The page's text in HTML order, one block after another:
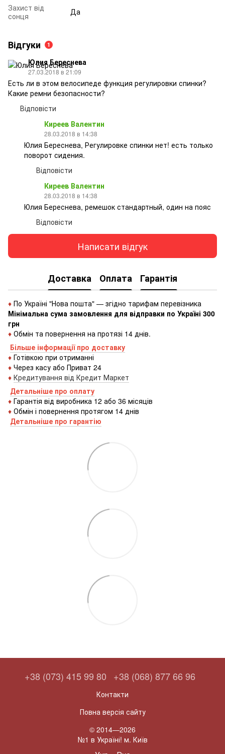
Захист від
сонця
Да
Відгуки 1
Юлия Береснева
27.03.2018 в 21:09
Есть ли в этом велосипеде функция регулировки спинки?
Какие ремни безопасности?
Відповісти
Киреев Валентин
28.03.2018 в 14:38
Юлия Береснева, Регулировке спинки нет! есть только
поворот сидения.
Відповісти
Киреев Валентин
28.03.2018 в 14:38
Юлия Береснева, ремешок стандартный, один на пояс
Відповісти
Написати відгук
Доставка Оплата Гарантія
♦ По Україні "Нова пошта" — згідно тарифам перевізника
Мінімальна сума замовлення для відправки по Україні 300
грн
♦ Обмін та повернення на протязі 14 днів.
Більше інформації про доставку
♦ Готівкою при отриманні
♦ Через касу або Приват 24
♦ Кредитування від Кредит Маркет
Детальніше про оплату
♦ Гарантія від виробника 12 або 36 місяців
♦ Обмін і повернення протягом 14 днів
Детальніше про гарантію
+38 (073) 415 99 80 +38 (068) 877 66 96
Контакти
Повна версія сайту
© 2014—2026
№1 в Україні! м. Київ